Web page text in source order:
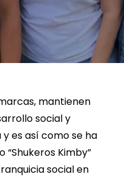
mantienen
social y
es así como se ha
Kimby”
social en